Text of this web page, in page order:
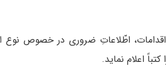
اطّلاعاتِ ضروری در خصوص نوع
اعلام نماید.